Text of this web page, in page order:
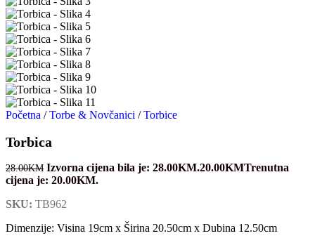
Početna / Torbe & Novčanici / Torbice
Torbica
28.00KM Izvorna cijena bila je: 28.00KM.20.00KMTrenutna
cijena je: 20.00KM.
SKU: TB962
Dimenzije: Visina 19cm x Širina 20.50cm x Dubina 12.50cm